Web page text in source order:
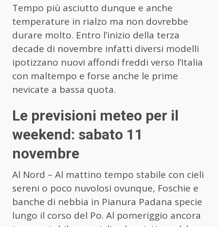
Tempo più asciutto dunque e anche
temperature in rialzo ma non dovrebbe
durare molto. Entro l’inizio della terza
decade di novembre infatti diversi modelli
ipotizzano nuovi affondi freddi verso l’Italia
con maltempo e forse anche le prime
nevicate a bassa quota.
Le previsioni meteo per il
weekend: sabato 11
novembre
Al Nord – Al mattino tempo stabile con cieli
sereni o poco nuvolosi ovunque, Foschie e
banche di nebbia in Pianura Padana specie
lungo il corso del Po. Al pomeriggio ancora